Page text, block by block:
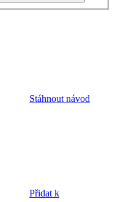
Stáhnout návod
Přidat k